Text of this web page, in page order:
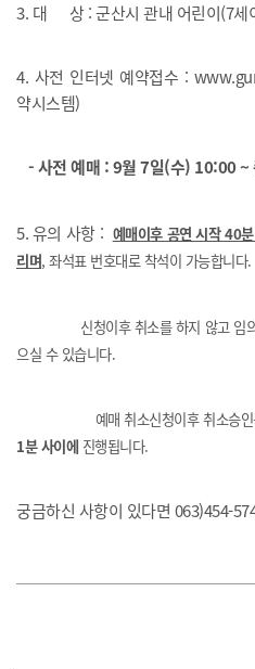
3. 대 상 : 군산시 관내 어린이(7세
4. 사전 인터넷 예약접수 :
약시스템)
- 사전 예매 :9월 7일(수) 10:00 ~
5. 유의 사항 : 예매이후 공연 시작 40
리며, 좌석표 번호대로 착석이 가능합니다.
신청이후 취소를 하지 않고
으실 수 있습니다.
예매 취소신청이후 취소승인은
1분 사이에 진행됩니다.
궁금하신 사항이 있다면 063)454-